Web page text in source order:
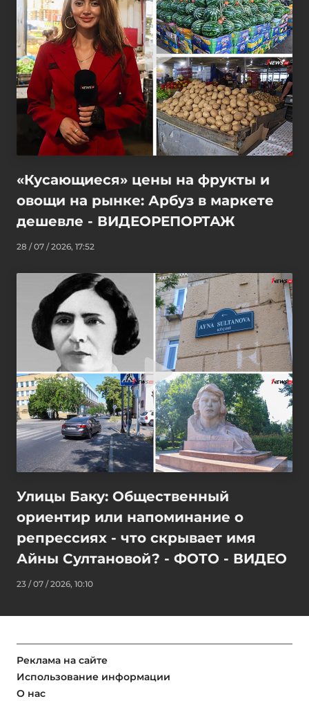
«Кусающиеся» цены на фрукты и
овощи на рынке: Арбуз в маркете
дешевле - ВИДЕОРЕПОРТАЖ
28 / 07 / 2026, 17:52
Улицы Баку: Общественный
ориентир или напоминание о
репрессиях - что скрывает имя
Айны Султановой? - ФОТО - ВИДЕО
23 / 07 / 2026, 10:10
Реклама на сайте
Использование информации
О нас